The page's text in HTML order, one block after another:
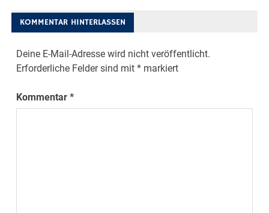
KOMMENTAR HINTERLASSEN
Deine E-Mail-Adresse wird nicht veröffentlicht.
Erforderliche Felder sind mit* markiert
Kommentar*